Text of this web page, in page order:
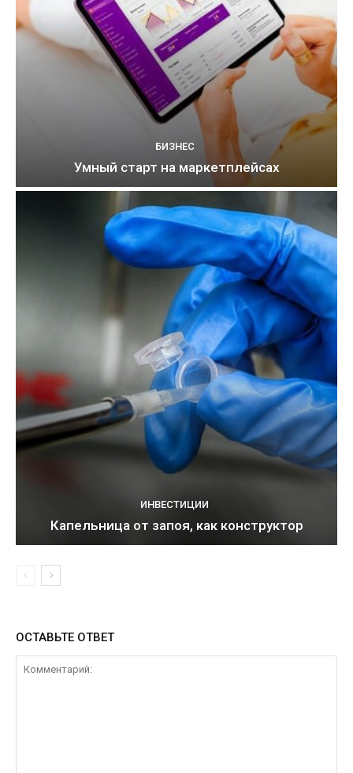
БИЗНЕС
Умный старт на маркетплейсах
ИНВЕСТИЦИИ
Капельница от запоя, как конструктор
ОСТАВЬТЕ ОТВЕТ